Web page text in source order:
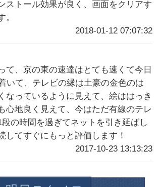
ストール効果が良く、画面をクリアす
。
2018-01-12 07:07:32
て、京の東の速達はとても速くて今日
いて、テレビの縁は土豪の金色のは
なっているように見えて、絵ははっき
心地良く見えて、今はただ有線のテレ
の時間を過ぎてネットを引き延ばし
してすぐにもっと評価します！
2017-10-23 13:13:23